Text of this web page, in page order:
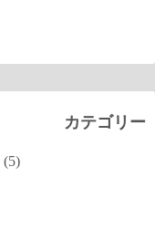
カテゴリー
(5)